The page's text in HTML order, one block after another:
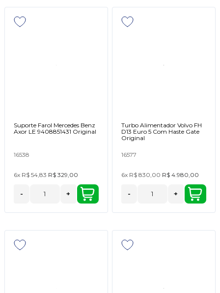
Suporte Farol Mercedes Benz
Axor LE 9408851431 Original
16538
6x R$ 54,83 R$ 329,00
- +
Turbo Alimentador Volvo FH
D13 Euro 5 Com Haste Gate
Original
16577
6x R$ 830,00 R$ 4.980,00
- +